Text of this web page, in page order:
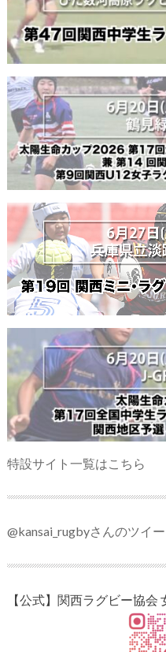
特設サイト一覧はこちら
@kansai_rugbyさんのツイー
【公式】関西ラグビー協